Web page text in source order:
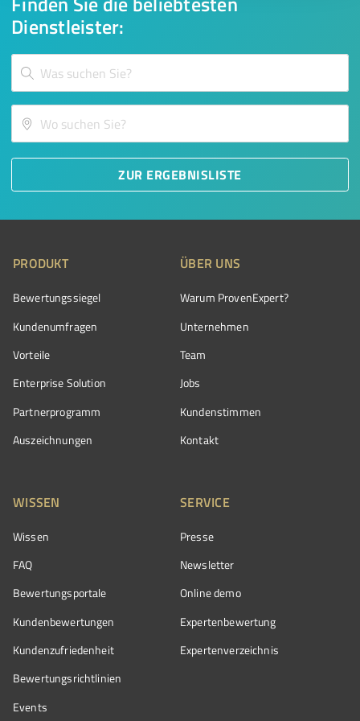
Dienstleister:
ZUR ERGEBNISLISTE
PRODUKT
Bewertungssiegel
Kundenumfragen
Vorteile
Enterprise Solution
Partnerprogramm
Auszeichnungen
ÜBER UNS
Warum ProvenExpert?
Unternehmen
Team
Jobs
Kundenstimmen
Kontakt
WISSEN
Wissen
FAQ
Bewertungsportale
Kundenbewertungen
Kundenzufriedenheit
Bewertungs­richtlinien
Events
SERVICE
Presse
Newsletter
Online demo
Expertenbewertung
Expertenverzeichnis